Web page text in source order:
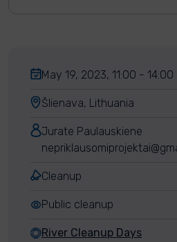
May 19, 2023, 11:00 - 14:00
Šlienava, Lithuania
Jurate Paulauskiene
Cleanup
Public cleanup
River Cleanup Days